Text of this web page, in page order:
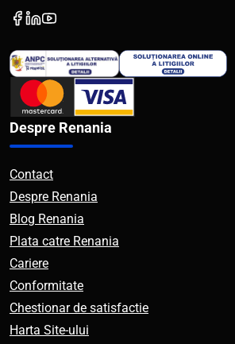
Despre Renania
Contact
Despre Renania
Blog Renania
Plata catre Renania
Cariere
Conformitate
Chestionar de satisfactie
Harta Site-ului